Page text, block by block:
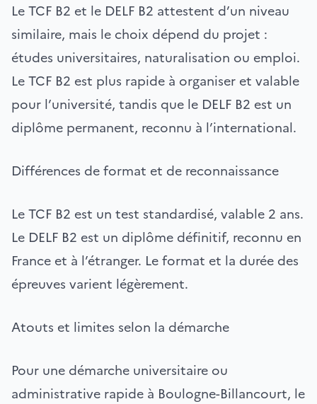
Le TCF B2 et le DELF B2 attestent d’un niveau
similaire, mais le choix dépend du projet :
études universitaires, naturalisation ou emploi.
Le TCF B2 est plus rapide à organiser et valable
pour l’université, tandis que le DELF B2 est un
diplôme permanent, reconnu à l’international.
Différences de format et de reconnaissance
Le TCF B2 est un test standardisé, valable 2 ans.
Le DELF B2 est un diplôme définitif, reconnu en
France et à l’étranger. Le format et la durée des
épreuves varient légèrement.
Atouts et limites selon la démarche
Pour une démarche universitaire ou
administrative rapide à Boulogne-Billancourt, le